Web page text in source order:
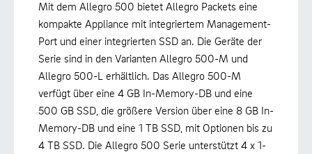
Mit dem Allegro 500 bietet Allegro Packets eine
kompakte Appliance mit integriertem Management-
Port und einer integrierten SSD an. Die Geräte der
Serie sind in den Varianten Allegro 500-M und
Allegro 500-L erhältlich. Das Allegro 500-M
verfügt über eine 4 GB In-Memory-DB und eine
500 GB SSD, die größere Version über eine 8 GB In-
Memory-DB und eine 1 TB SSD, mit Optionen bis zu
4 TB SSD. Die Allegro 500 Serie unterstützt 4 x 1-